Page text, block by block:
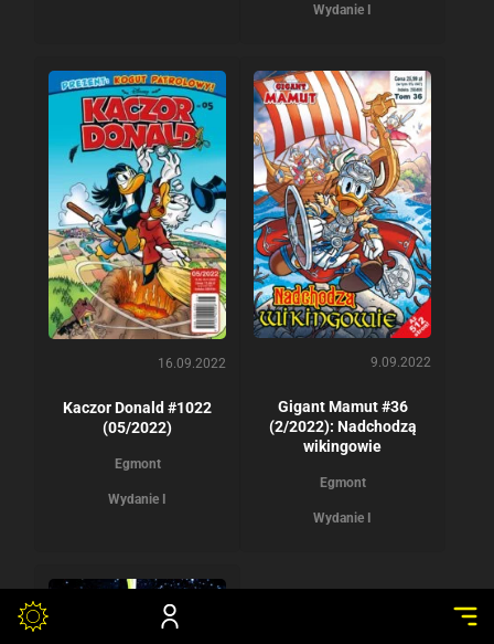
Wydanie I
16.09.2022
Kaczor Donald #1022
(05/2022)
Egmont
Wydanie I
9.09.2022
Gigant Mamut #36
(2/2022): Nadchodzą
wikingowie
Egmont
Wydanie I